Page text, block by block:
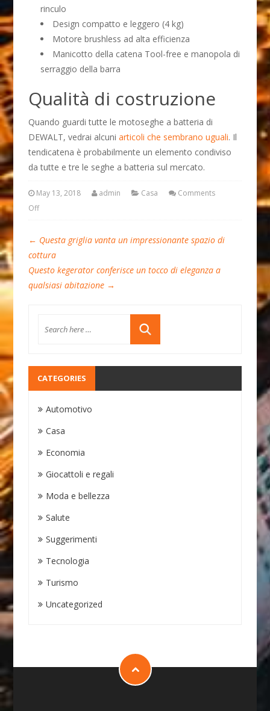
rinculo
Design compatto e leggero (4 kg)
Motore brushless ad alta efficienza
Manicotto della catena Tool-free e manopola di
serraggio della barra
Qualità di costruzione
Quando guardi tutte le motoseghe a batteria di
DEWALT, vedrai alcuniarticoli che sembrano uguali. Il
tendicatena è probabilmente un elemento condiviso
da tutte e tre le seghe a batteria sul mercato.
May 13, 2018 admin Casa
Comments
Off
← Questa griglia vanta un impressionante spazio di
cottura
Questo kegerator conferisce un tocco di eleganza a
qualsiasi abitazione →
CATEGORIES
Automotivo
Casa
Economia
Giocattoli e regali
Moda e bellezza
Salute
Suggerimenti
Tecnologia
Turismo
Uncategorized